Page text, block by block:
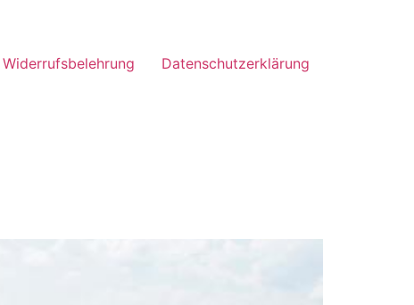
Widerrufsbelehrung Datenschutzerklärung